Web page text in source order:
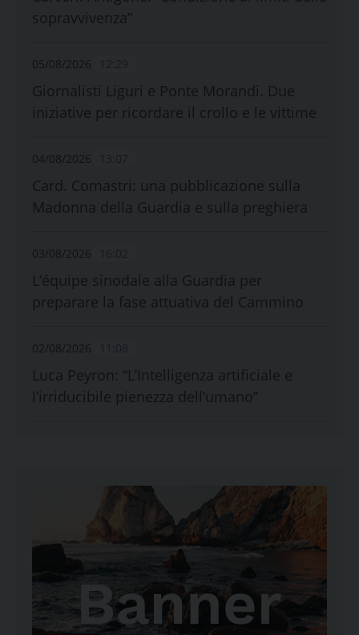
sopravvivenza”
05/08/2026
Giornalisti Liguri e Ponte Morandi. Due
iniziative per ricordare il crollo e le vittime
04/08/2026
Card. Comastri: una pubblicazione sulla
Madonna della Guardia e sulla preghiera
03/08/2026
L’équipe sinodale alla Guardia per
preparare la fase attuativa del Cammino
02/08/2026
Luca Peyron: “L’Intelligenza artificiale e
l’irriducibile pienezza dell’umano”